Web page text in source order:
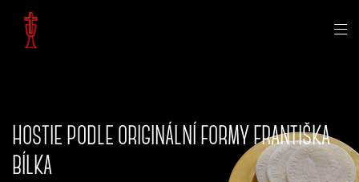
HOSTIE PODLE ORIGINÁLNÍ FORMY FRANTIŠKA
BÍLKA